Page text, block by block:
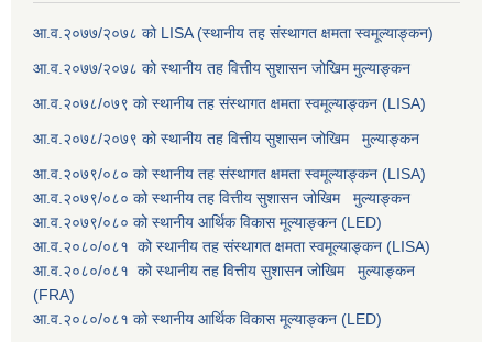
आ.व.२०७७/२०७८ को LISA (स्थानीय तह संस्थागत क्षमता स्वमूल्याङ्कन)
आ.व.२०७७/२०७८ को स्थानीय तह वित्तीय सुशासन जोखिम मुल्याङ्कन
आ.व.२०७८/०७९ को स्थानीय तह संस्थागत क्षमता स्वमूल्याङ्कन (LISA)
आ.व.२०७८/२०७९ को स्थानीय तह वित्तीय सुशासन जोखिम मुल्याङ्कन
आ.व.२०७९/०८० को स्थानीय तह संस्थागत क्षमता स्वमूल्याङ्कन (LISA)
आ.व.२०७९/०८० को स्थानीय तह वित्तीय सुशासन जोखिम मुल्याङ्कन
आ.व.२०७९/०८० को स्थानीय आर्थिक विकास मूल्याङ्कन (LED)
आ.व.२०८०/०८१ को स्थानीय तह संस्थागत क्षमता स्वमूल्याङ्कन (LISA)
आ.व.२०८०/०८१ को स्थानीय तह वित्तीय सुशासन जोखिम मुल्याङ्कन
(FRA)
आ.व.२०८०/०८१ को स्थानीय आर्थिक विकास मूल्याङ्कन (LED)